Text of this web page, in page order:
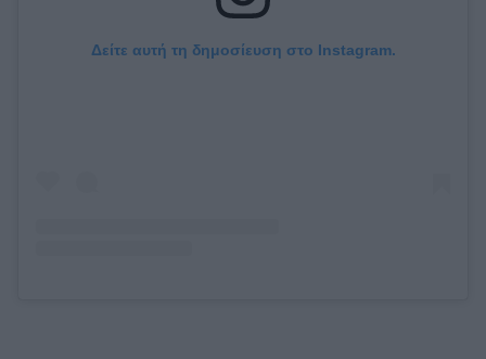
Δείτε αυτή τη δημοσίευση στο Instagram.